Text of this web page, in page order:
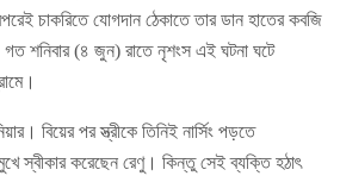
চাকরিতে যোগদান ঠেকাতে তার ডান হাতের কবজি
শনিবার (৪ জুন) রাতে নৃশংস এই ঘটনা ঘটে
বিয়ের পর স্ত্রীকে তিনিই নার্সিং পড়তে
স্বীকার করেছেন রেণু। কিন্তু সেই ব্যক্তি হঠাৎ